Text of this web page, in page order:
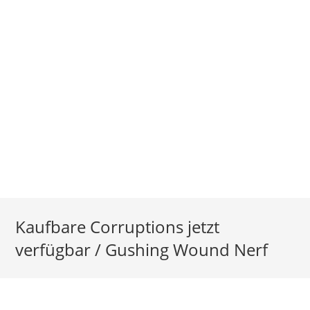
Kaufbare Corruptions jetzt
verfügbar / Gushing Wound Nerf